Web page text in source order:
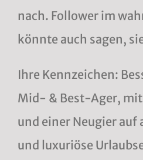
nach. Follower im
könnte auch sagen,
Ihre Kennzeichen:
Mid- & Best-Ager, mit
und einer Neugier
und luxuriöse